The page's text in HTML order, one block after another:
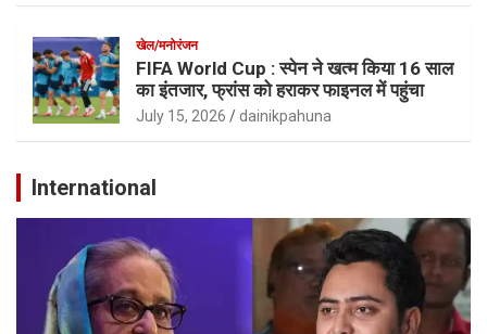
खेल/मनोरंजन
FIFA World Cup : स्पेन ने खत्म किया 16 साल
का इंतजार, फ्रांस को हराकर फाइनल में पहुंचा
July 15, 2026 dainikpahuna
International